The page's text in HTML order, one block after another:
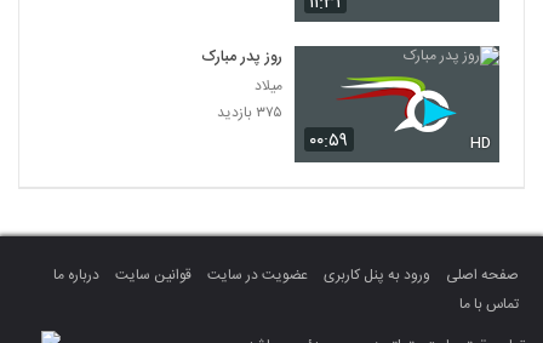
۰۰:۵۹ HD
روز پدر مبارک
میلاد
۳۷۵ بازدید
صفحه اصلی ورود به پنل کاربری عضویت در سایت قوانین سایت
درباره ما
تماس با ما